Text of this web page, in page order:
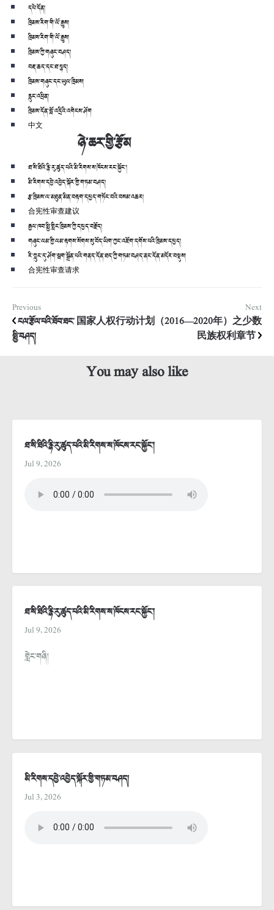
དཔེ་དོན།
ཁྲིམས་རིག་གི་ལོ་རྒྱུས།
ཁྲིམས་རིག་གི་ལོ་རྒྱུས།
ཁྲིམས་ཀྱི་གཞུང་བཤད།
བརྡ་ཆད་དང་ཐ་སྙད།
ཁྲིམས་གཞུང་དང་ཡུལ་ཁྲིམས།
རླུང་འཕྲིན།
ཁྲིམས་དོན་བློ་འདྲིའི་འགེངས་ཤོག
中文
ཉེ་ཆར་གྱི་རྩོམ
ཐ་སི་ཐིའི་རྙི་རུ་ཚུད་པའི་མི་རིགས་ས་ཁོངས་རང་སྐྱོང་།
མི་རིགས་དབྱེ་འབྱེད་སྐོར་གྱི་གཏམ་བཤད།
རྩ་ཁྲིམས་ལ་མཐུན་མིན་བརྟག་དཔྱད་གཏོང་བའི་བསམ་འཆར།
合宪性审查建议
རྒྱལ་ཁབ་སྤྱི་གླིང་ཁྲིམས་ཀྱི་དཔྱད་བརྗོད།
གཞུང་ལམ་གྱི་ལམ་རྟགས་སོགས་སུ་བོད་ཡིག་ཀྱང་འཇོག་དགོས་པའི་ཁྲིམས་དཔྱད།
རི་ཀླུང་དུ་ཤོག་སྦག་སྒྲོན་པའི་གནད་དོན་ཐད་ཀྱི་གཏམ་བཤད་ནང་དོན་མདོར་བསྡུས།
合宪性审查请求
Previous
ངལ་རྩོལ་པའི་ཐོབ་ཐང་
སྤྱི་བཤད།
Next
国家人权行动计划（2016—2020年）之少数
民族权利章节
You may also like
ཐ་སི་ཐིའི་རྙི་རུ་ཚུད་པའི་མི་རིགས་ས་ཁོངས་རང་སྐྱོང་།
Jul 9, 2026
ཐ་སི་ཐིའི་རྙི་རུ་ཚུད་པའི་མི་རིགས་ས་ཁོངས་རང་སྐྱོང་།
Jul 9, 2026
གླེང་གཞི།
མི་རིགས་དབྱེ་འབྱེད་སྐོར་གྱི་གཏམ་བཤད།
Jul 3, 2026